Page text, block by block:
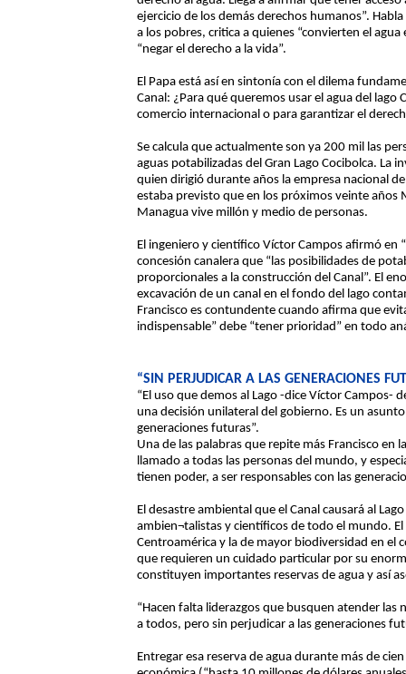
ejercicio de los demás derechos humanos”.
a los pobres, critica a quienes “convierten el
“negar el derecho a la vida”.
El Papa está así en sintonía con el dilema
Canal: ¿Para qué queremos usar el agua del
comercio internacional o para garantizar el
Se calcula que actualmente son ya 200 mil las
aguas potabilizadas del Gran Lago Cocibolca. La
quien dirigió durante años la empresa nacional
estaba previsto que en los próximos veinte años
Managua vive millón y medio de personas.
El ingeniero y científico Víctor Campos afirmó en
concesión canalera que “las posibilidades de
proporcionales a la construcción del Canal”. El
excavación de un canal en el fondo del lago
Francisco es contundente cuando afirma que
indispensable” debe “tener prioridad” en todo
“SIN PERJUDICAR A LAS GENERACIONES
“El uso que demos al Lago -dice Víctor Campos-
una decisión unilateral del gobierno. Es un
generaciones futuras”.
Una de las palabras que repite más Francisco en
llamado a todas las personas del mundo, y
tienen poder, a ser responsables con las
El desastre ambiental que el Canal causará al
ambien¬talistas y científicos de todo el mundo.
Centroamérica y la de mayor biodiversidad en el
que requieren un cuidado particular por su
constituyen importantes reservas de agua y así
“Hacen falta liderazgos que busquen atender las
a todos, pero sin perjudicar a las generaciones
Entregar esa reserva de agua durante más de